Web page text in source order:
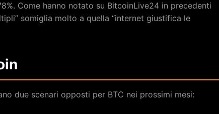
Come hanno notato su BitcoinLive24 in precedenti
somiglia molto a quella “internet giustifica le
due scenari opposti per BTC nei prossimi mesi: